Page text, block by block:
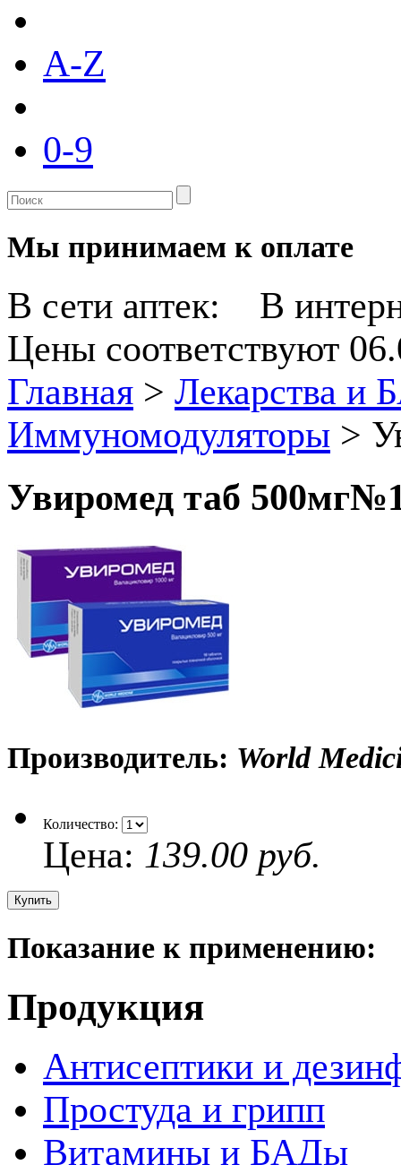
A-Z
0-9
Мы принимаем к оплате
В сети аптек:
В
Цены соответствуют
Главная > Лекарства и
Иммуномодуляторы >
Увиромед таб
Производитель: World
Количество:
Цена: 139.00 руб.
Показание к применению:
Продукция
Антисептики и
Простуда и грипп
Витамины и БАДы